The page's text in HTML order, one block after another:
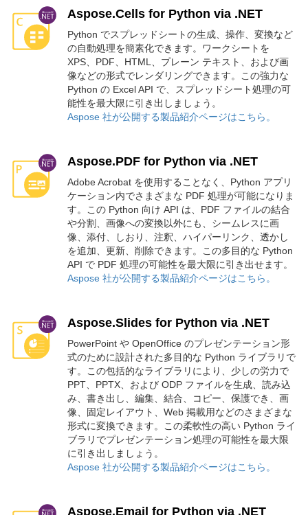
Aspose.Cells for Python via .NET
Python でスプレッドシートの生成、操作、変換など
の自動処理を簡素化できます。ワークシートを
XPS、PDF、HTML、プレーン テキスト、および画
像などの形式でレンダリングできます。この強力な
Python の Excel API で、スプレッドシート処理の可
能性を最大限に引き出しましょう。
Aspose 社が公開する製品紹介ページはこちら。
Aspose.PDF for Python via .NET
Adobe Acrobat を使用することなく、Python アプリ
ケーション内でさまざまな PDF 処理が可能になりま
す。この Python 向け API は、PDF ファイルの結合
や分割、画像への変換以外にも、シームレスに画
像、添付、しおり、注釈、ハイパーリンク、透かし
を追加、更新、削除できます。この多目的な Python
API で PDF 処理の可能性を最大限に引き出せます。
Aspose 社が公開する製品紹介ページはこちら。
Aspose.Slides for Python via .NET
PowerPoint や OpenOffice のプレゼンテーション形
式のために設計された多目的な Python ライブラリで
す。この包括的なライブラリにより、少しの労力で
PPT、PPTX、および ODP ファイルを生成、読み込
み、書き出し、編集、結合、コピー、保護でき、画
像、固定レイアウト、Web 掲載用などのさまざまな
形式に変換できます。この柔軟性の高い Python ライ
ブラリでプレゼンテーション処理の可能性を最大限
に引き出しましょう。
Aspose 社が公開する製品紹介ページはこちら。
Aspose.Email for Python via .NET